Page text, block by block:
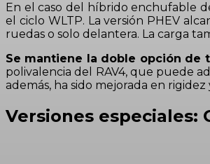
En el caso del híbrido enchufable
el ciclo WLTP. La versión PHEV
ruedas o solo delantera. La carga
Se mantiene la doble opción de
polivalencia del RAV4, que puede
además, ha sido mejorada en
Versiones